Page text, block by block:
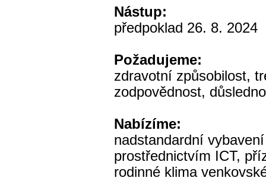
Nástup:
předpoklad 26. 8. 2024
Požadujeme:
zdravotní způsobilost,
zodpovědnost,
Nabízíme:
nadstandardní
prostřednictvím ICT,
rodinné klima